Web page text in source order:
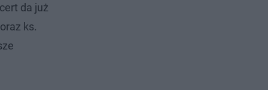
da już
ks.